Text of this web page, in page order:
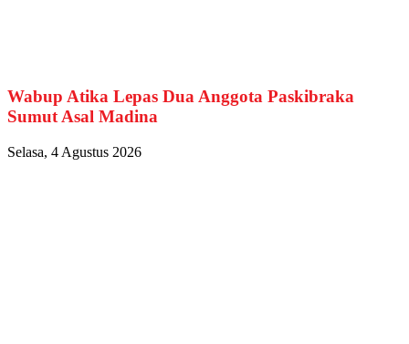
Wabup Atika Lepas Dua Anggota Paskibraka
Sumut Asal Madina
Selasa, 4 Agustus 2026